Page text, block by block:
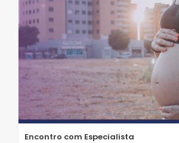
Encontro com Especialista